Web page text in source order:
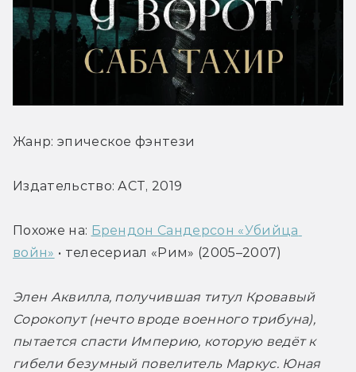
Жанр: эпическое фэнтези
Издательство: АСТ, 2019
Похоже на: Брендон Сандерсон «Убийца
войн» • телесериал «Рим» (2005–2007)
Элен Аквилла, получившая титул Кровавый
Сорокопут (нечто вроде военного трибуна),
пытается спасти Империю, которую ведёт к
гибели безумный повелитель Маркус. Юная